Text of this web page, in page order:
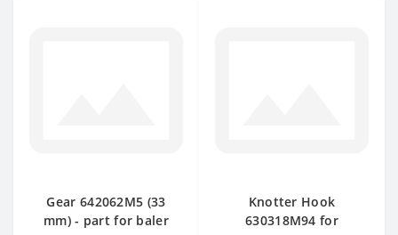
Gear 642062M5 (33
mm) - part for baler
Knotter Hook
630318M94 for